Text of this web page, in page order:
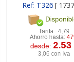
Ref: T326[
Tarifa :4,79
Ahorro hasta:
desde:2.53
3,06 con Iva